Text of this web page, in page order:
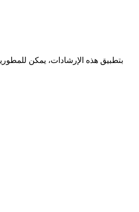
بتطبيق هذه الإرشادات، يمكن